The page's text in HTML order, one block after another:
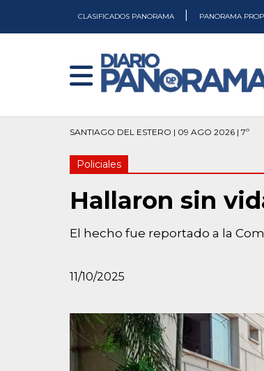
CLASIFICADOS PANORAMA PANORAMA PROP
SANTIAGO DEL ESTERO | 09 AGO 2026 | 7º
Policiales
Hallaron sin
El hecho fue reportado a la
11/10/2025